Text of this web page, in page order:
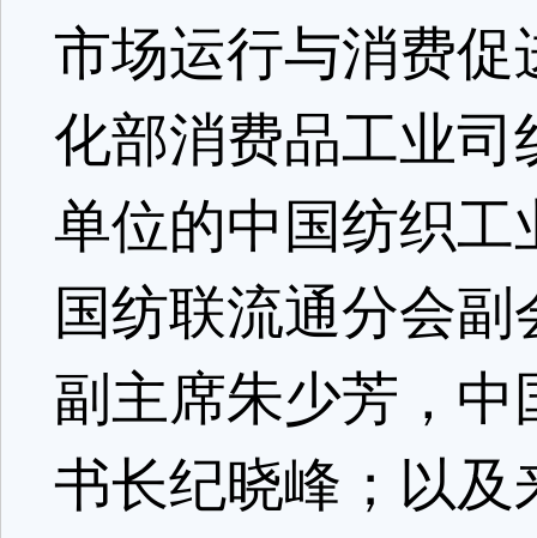
市场运行与消费
化部消费品工业
单位的中国纺织
国纺联流通分会
副主席朱少芳，
书长纪晓峰；以